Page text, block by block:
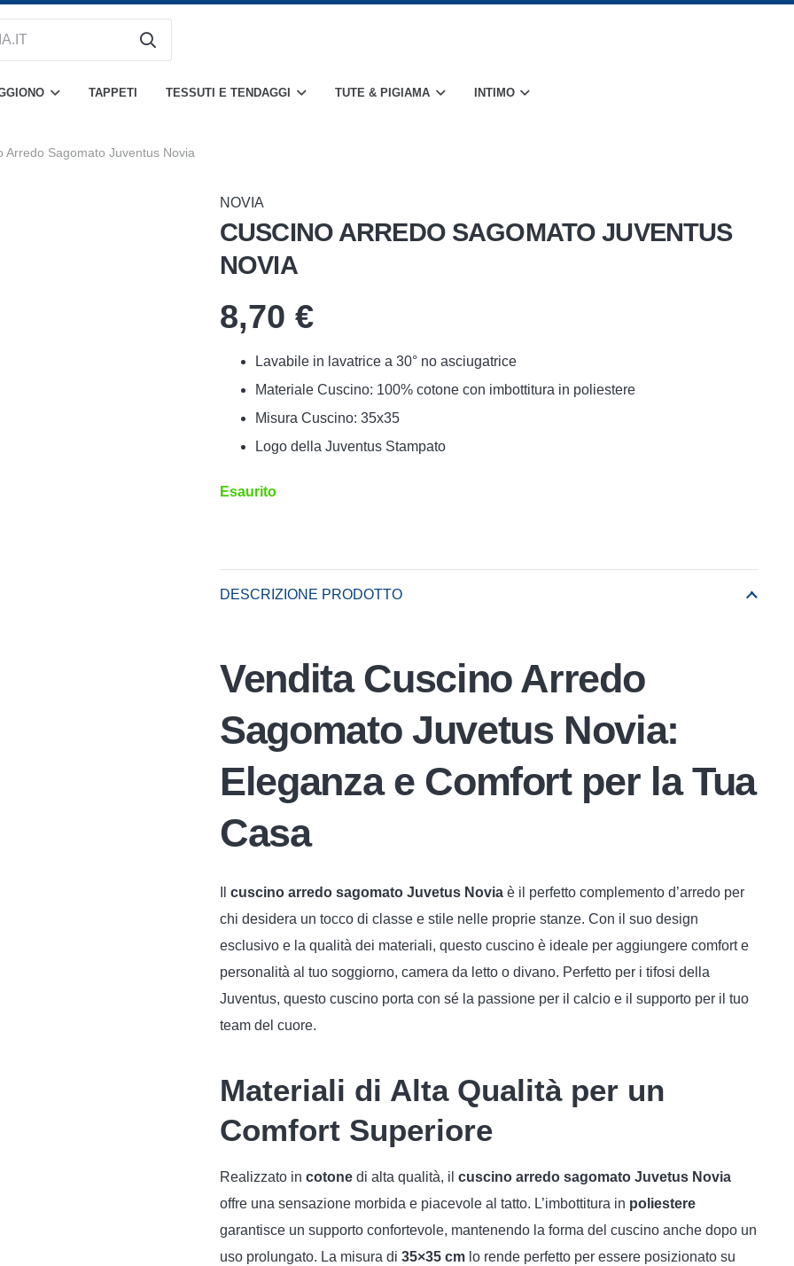
TAPPETI TESSUTI E TENDAGGI TUTE & PIGIAMA INTIMO
Arredo Sagomato Juventus Novia
NOVIA
CUSCINO ARREDO SAGOMATO JUVENTUS
NOVIA
8,70 €
Lavabile in lavatrice a 30° no asciugatrice
Materiale Cuscino: 100% cotone con imbottitura in poliestere
Misura Cuscino: 35x35
Logo della Juventus Stampato
Esaurito
DESCRIZIONE PRODOTTO
Vendita Cuscino Arredo
Sagomato Juvetus Novia:
Eleganza e Comfort per la Tua
Casa
cuscino arredo sagomato Juvetus Novia è il perfetto complemento d’arredo per
chi desidera un tocco di classe e stile nelle proprie stanze. Con il suo design
esclusivo e la qualità dei materiali, questo cuscino è ideale per aggiungere comfort e
personalità al tuo soggiorno, camera da letto o divano. Perfetto per i tifosi della
Juventus, questo cuscino porta con sé la passione per il calcio e il supporto per il tuo
team del cuore.
Materiali di Alta Qualità per un
Comfort Superiore
Realizzato in cotone di alta qualità, il cuscino arredo sagomato Juvetus Novia
offre una sensazione morbida e piacevole al tatto. L’imbottitura in poliestere
garantisce un supporto confortevole, mantenendo la forma del cuscino anche dopo un
uso prolungato. La misura di 35×35 cm lo rende perfetto per essere posizionato su